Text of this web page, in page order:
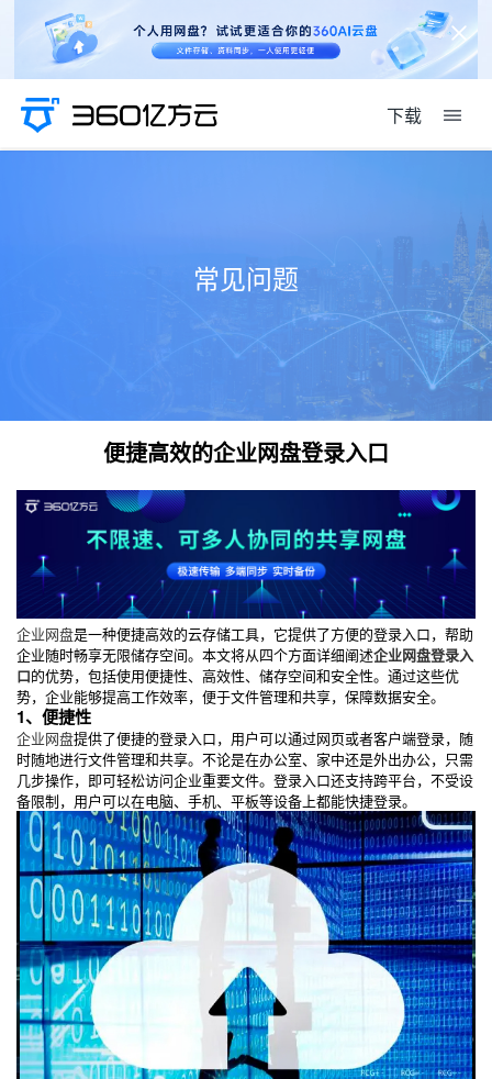
下载
常见问题
便捷高效的企业网盘登录入口
企业网盘是一种便捷高效的云存储工具，它提供了方便的登录入口，帮助
企业随时畅享无限储存空间。本文将从四个方面详细阐述企业网盘登录入
口的优势，包括使用便捷性、高效性、储存空间和安全性。通过这些优
势，企业能够提高工作效率，便于文件管理和共享，保障数据安全。
1、便捷性
企业网盘提供了便捷的登录入口，用户可以通过网页或者客户端登录，随
时随地进行文件管理和共享。不论是在办公室、家中还是外出办公，只需
几步操作，即可轻松访问企业重要文件。登录入口还支持跨平台，不受设
备限制，用户可以在电脑、手机、平板等设备上都能快捷登录。